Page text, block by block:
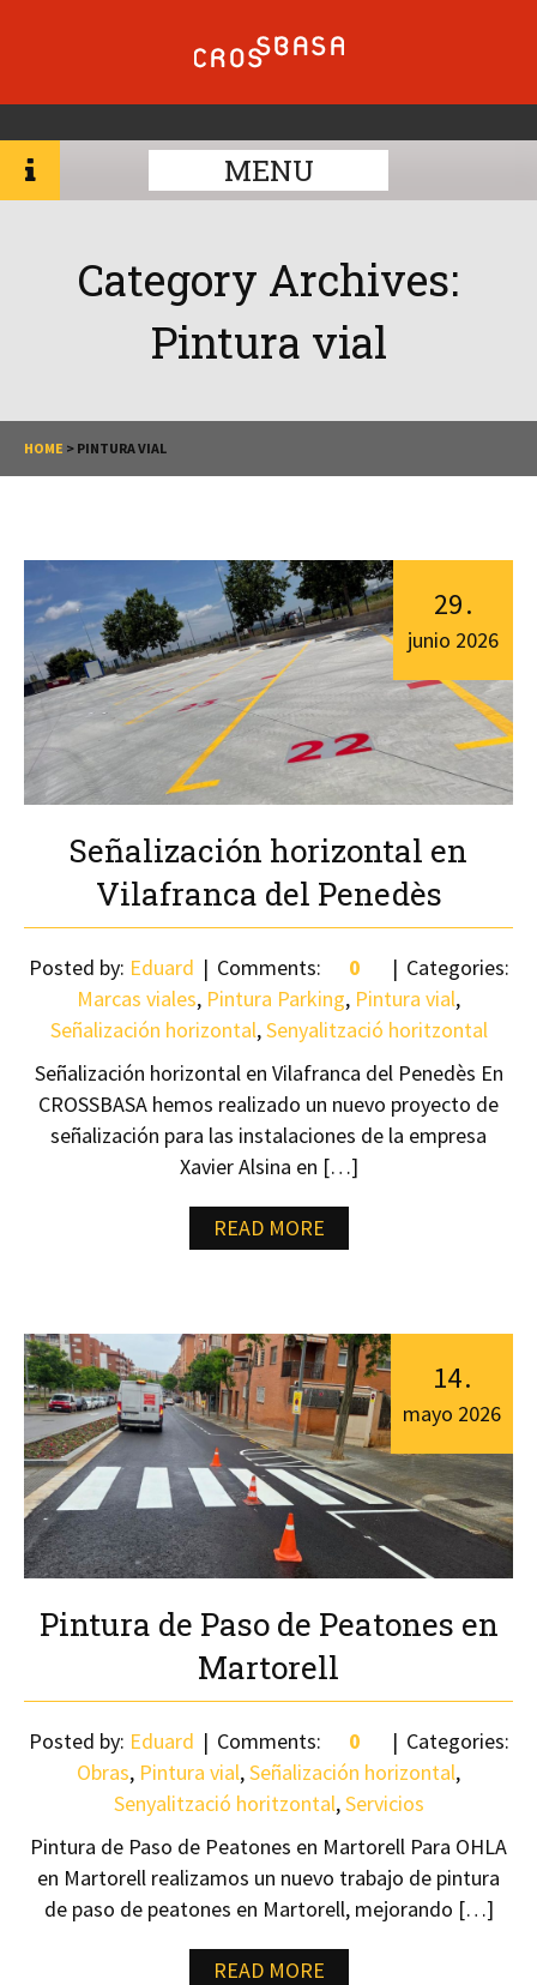
MENU
Category Archives:
Pintura vial
HOME > PINTURA VIAL
Señalización horizontal en
Vilafranca del Penedès
29.
junio 2026
Posted by: Eduard Comments: 0
Categories:
Marcas viales, Pintura Parking, Pintura vial,
Señalización horizontal,Senyalització horitzontal
Señalización horizontal en Vilafranca del Penedès En
CROSSBASA hemos realizado un nuevo proyecto de
señalización para las instalaciones de la empresa
Xavier Alsina en […]
READ MORE
Pintura de Paso de Peatones en
Martorell
14.
mayo 2026
Posted by: Eduard Comments: 0
Categories:
Obras, Pintura vial,Señalización horizontal,
Senyalització horitzontal,Servicios
Pintura de Paso de Peatones en Martorell Para OHLA
en Martorell realizamos un nuevo trabajo de pintura
de paso de peatones en Martorell, mejorando […]
READ MORE